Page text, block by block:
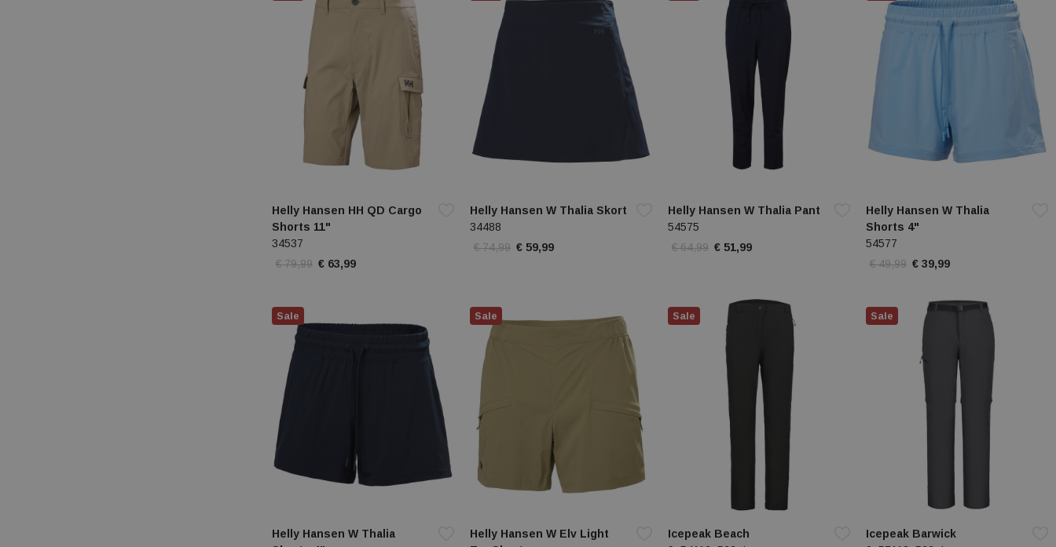
Helly Hansen HH QD Cargo
Shorts 11"
34537
€ 79,99 € 63,99
Helly Hansen W Thalia Skort
34488
€ 74,99 € 59,99
Helly Hansen W Thalia Pant
54575
€ 64,99 € 51,99
Helly Hansen W Thalia
Shorts 4"
54577
€ 49,99 € 39,99
Helly Hansen W Thalia
Sale
Helly Hansen W Elv Light
Sale
Icepeak Beach
Sale
Icepeak Barwick
Sale